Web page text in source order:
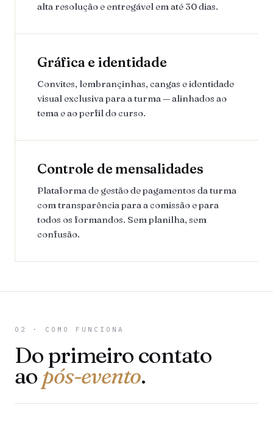
alta resolução e entregável em até 30 dias.
Gráfica e identidade
Convites, lembrançinhas, cangas e identidade
visual exclusiva para a turma — alinhados ao
tema e ao perfil do curso.
Controle de mensalidades
Plataforma de gestão de pagamentos da turma
com transparência para a comissão e para
todos os formandos. Sem planilha, sem
confusão.
02 · COMO FUNCIONA
Do primeiro contato
ao pós-evento.